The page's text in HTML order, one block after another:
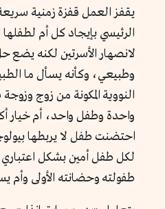
يقفز العمل قفزة زمنية
الرئيسي بإيجاد كل أم
لانصهار الأسرتين لكنه يضع
وطبيعي، وكأنه يسأل ما
النووية المكونة من زوج
واحدة وطفل واحد، أم خيار
احتضنت طفل لا يربطها
لكل طفل أمين بشكل اعتباري
طفولته وحضانته الأولى وأم